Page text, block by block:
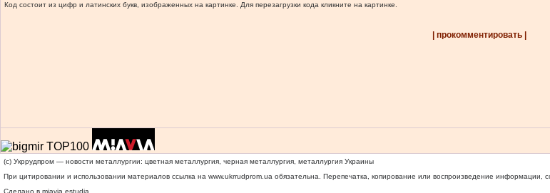
Код состоит из цифр и латинских букв, изображенных на картинке. Для перезагрузки кода кликните на картинке.
| прокомментировать |
(c) Укррудпром — новости металлургии: цветная металлургия, черная металлургия, металлургия Украины
При цитировании и использовании материалов ссылка на www.ukrrudprom.ua обязательна. Перепечатка, копирование или воспроизведение информации,
Сделано в miavia estudia.